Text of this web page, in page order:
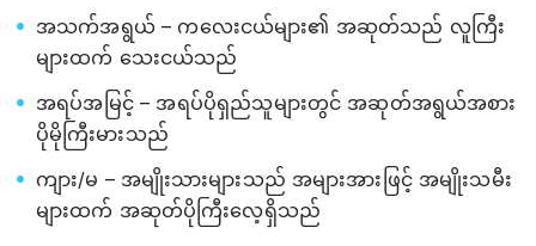
အသက်အရွယ် – ကလေးငယ်များ၏ အဆုတ်သည် လူကြီး
များထက် သေးငယ်သည်
အရပ်အမြင့် – အရပ်ပိုရှည်သူများတွင် အဆုတ်အရွယ်အစား
ပိုမိုကြီးမားသည်
ကျား/မ – အမျိုးသားများသည် အများအားဖြင့် အမျိုးသမီး
များထက် အဆုတ်ပိုကြီးလေ့ရှိသည်